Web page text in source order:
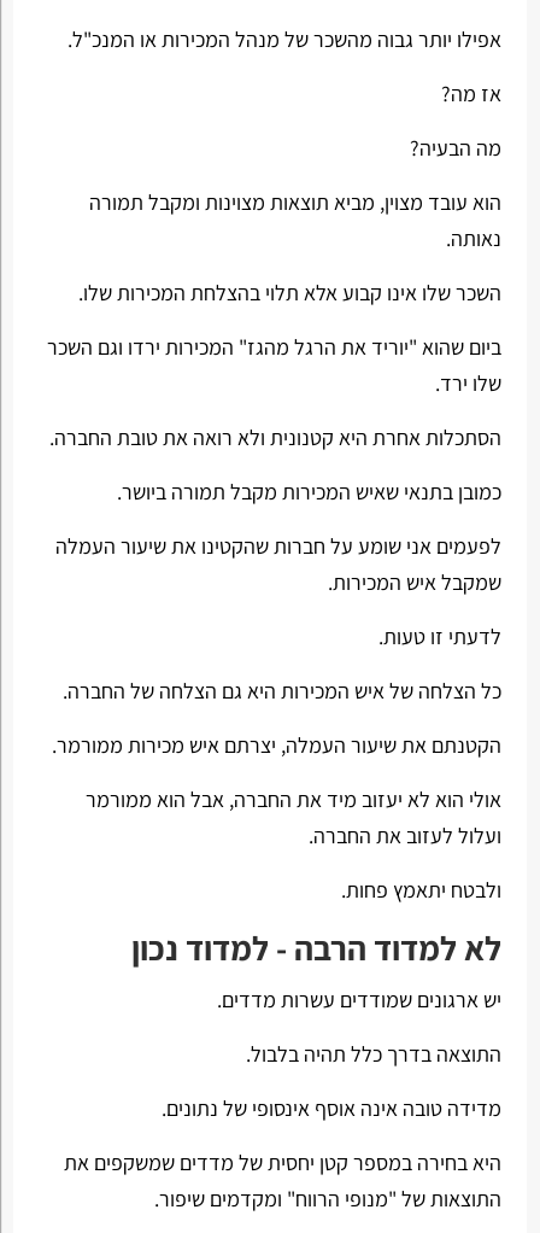
אפילו יותר גבוה מהשכר של מנהל המכירות או המנכ"ל.
אז מה?
מה הבעיה?
הוא עובד מצוין, מביא תוצאות מצוינות ומקבל תמורה
נאותה.
השכר שלו אינו קבוע אלא תלוי בהצלחת המכירות שלו.
ביום שהוא "יוריד את הרגל מהגז" המכירות ירדו וגם השכר
שלו ירד.
הסתכלות אחרת היא קטנונית ולא רואה את טובת החברה.
כמובן בתנאי שאיש המכירות מקבל תמורה ביושר.
לפעמים אני שומע על חברות שהקטינו את שיעור העמלה
שמקבל איש המכירות.
לדעתי זו טעות.
כל הצלחה של איש המכירות היא גם הצלחה של החברה.
הקטנתם את שיעור העמלה, יצרתם איש מכירות ממורמר.
אולי הוא לא יעזוב מיד את החברה, אבל הוא ממורמר
ועלול לעזוב את החברה.
ולבטח יתאמץ פחות.
לא למדוד הרבה - למדוד נכון
יש ארגונים שמודדים עשרות מדדים.
התוצאה בדרך כלל תהיה בלבול.
מדידה טובה אינה אוסף אינסופי של נתונים.
היא בחירה במספר קטן יחסית של מדדים שמשקפים את
התוצאות של "מנופי הרווח" ומקדמים שיפור.